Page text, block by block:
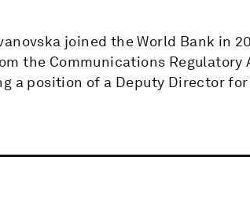
joined the World Bank in
the Communications
a position of a Deputy Director